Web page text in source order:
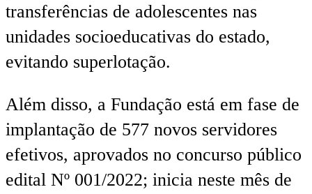
transferências de adolescentes nas
unidades socioeducativas do estado,
evitando superlotação.
Além disso, a Fundação está em fase de
implantação de 577 novos servidores
efetivos, aprovados no concurso público
edital Nº 001/2022; inicia neste mês de